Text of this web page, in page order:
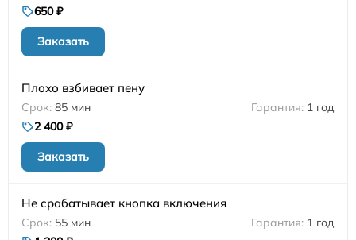
650 ₽
Заказать
Плохо взбивает пену
85 мин
1 год
2 400 ₽
Заказать
Не срабатывает кнопка включения
55 мин
1 год